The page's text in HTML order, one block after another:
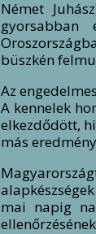
Német
gyorsabban
büszkén
Az
A kennelek
elkezdődött,
más
mai napig